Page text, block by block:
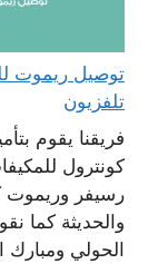
تلفزيون
فريقنا يقوم
كونترول
رسيفر وريموت
والحديثة كما
الحولي ومبارك